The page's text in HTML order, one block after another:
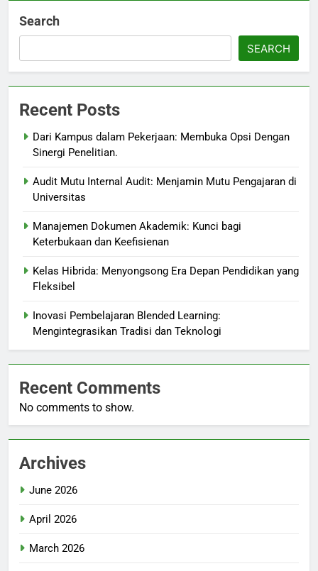
Search
SEARCH
Recent Posts
Dari Kampus dalam Pekerjaan: Membuka Opsi Dengan
Sinergi Penelitian.
Audit Mutu Internal Audit: Menjamin Mutu Pengajaran di
Universitas
Manajemen Dokumen Akademik: Kunci bagi
Keterbukaan dan Keefisienan
Kelas Hibrida: Menyongsong Era Depan Pendidikan yang
Fleksibel
Inovasi Pembelajaran Blended Learning:
Mengintegrasikan Tradisi dan Teknologi
Recent Comments
No comments to show.
Archives
June 2026
April 2026
March 2026